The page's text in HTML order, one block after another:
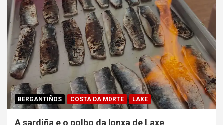
BERGANTIÑOS COSTA DA MORTE LAXE
A sardiña e o polbo da lonxa de Laxe,